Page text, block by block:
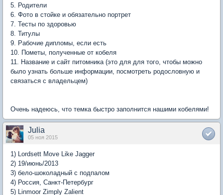
5. Родители
6. Фото в стойке и обязательно портрет
7. Тесты по здоровью
8. Титулы
9. Рабочие дипломы, если есть
10. Пометы, полученные от кобеля
11. Название и сайт питомника (это для для того, чтобы можно
было узнать больше информации, посмотреть родословную и
связаться с владельцем)
Очень надеюсь, что темка быстро заполнится нашими кобелями!
Julia
05 ноя 2015
1) Lordsett Move Like Jagger
2) 19/июнь/2013
3) бело-шоколадный с подпалом
4) Россия, Санкт-Петербург
5) Linmoor Zimply Zalient